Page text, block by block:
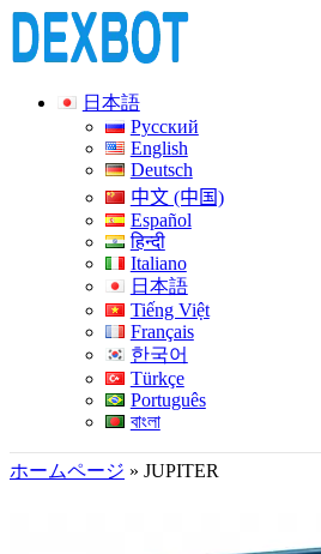
日本語
Русский
English
Deutsch
中文 (中国)
Español
हिन्दी
Italiano
日本語
Tiếng Việt
Français
한국어
Türkçe
Português
বাংলা
ホームページ » JUPITER